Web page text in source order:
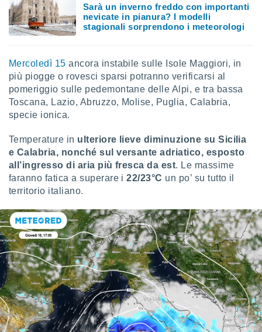
creare
la
per
profili
degli
dei
il
o la
di
e
i
Sarà un inverno freddo con importanti
nevicate in pianura? I modelli
stagionali sorprendono i meteorologi
Mercoledì 15ancora instabile sulle Isole Maggiori, in
più piogge o rovesci sparsi potranno verificarsi al
pomeriggio sulle pedemontane delle Alpi, e tra bassa
Toscana, Lazio, Abruzzo, Molise, Puglia, Calabria,
specie ionica.
Temperature in ulteriore lieve diminuzione su Sicilia
e Calabria, nonché sul versante adriatico, esposto
all’ingresso di aria più fresca da est. Le massime
faranno fatica a superare i22/23°C un po’ su tutto il
territorio italiano.